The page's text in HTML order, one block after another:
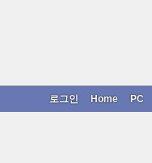
PC
Home
로그인